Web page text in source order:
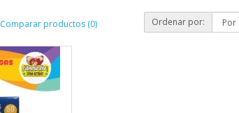
Comparar productos (0) Ordenar por: